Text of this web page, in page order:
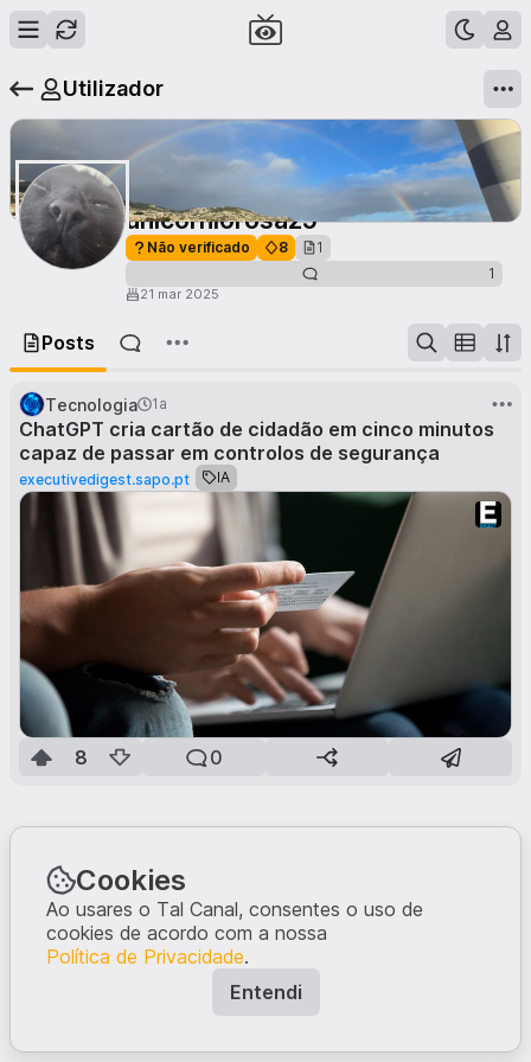
Utilizador
unicorniorosa25
Não verificado 8
1
1
21 mar 2025
Posts
Tecnologia 1a
ChatGPT cria cartão de cidadão em cinco minutos
capaz de passar em controlos de segurança
executivedigest.sapo.pt IA
8 0
Cookies
Ao usares o Tal Canal, consentes o uso de
cookies de acordo com a nossa
Política de Privacidade.
Entendi